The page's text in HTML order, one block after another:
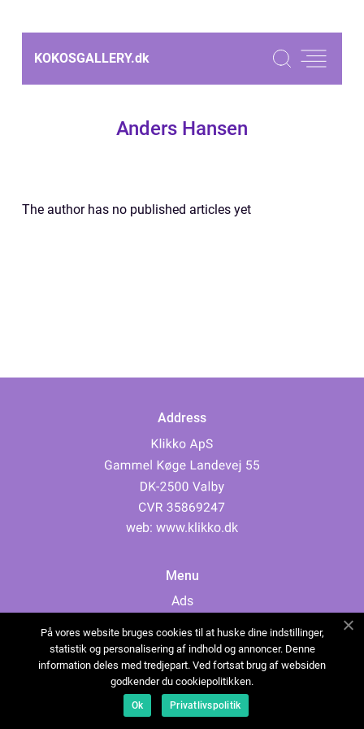
KOKOSGALLERY.dk
Anders Hansen
The author has no published articles yet
Address
web: www.klikko.dk
Menu
Ads
Cookies
Contact
Sitemap
På vores website bruges cookies til at huske dine indstillinger,
statistik og personalisering af indhold og annoncer. Denne
information deles med tredjepart. Ved fortsat brug af websiden
godkender du cookiepolitikken.
Ok Privatlivspolitik